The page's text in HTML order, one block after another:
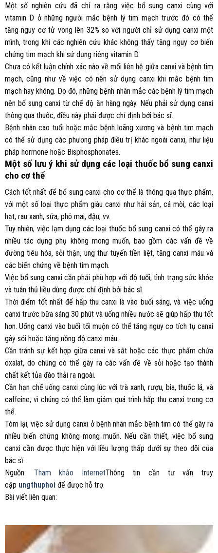
Một số nghiên cứu đã chỉ ra rằng việc bổ sung canxi cùng với
vitamin D ở những người mắc bệnh lý tim mạch trước đó có thể
tăng nguy cơ tử vong lên 32% so với người chỉ sử dụng canxi một
mình, trong khi các nghiên cứu khác không thấy tăng nguy cơ biến
chứng tim mạch khi sử dụng riêng vitamin D.
Chưa có kết luận chính xác nào về mối liên hệ giữa canxi và bệnh tim
mạch, cũng như về việc có nên sử dụng canxi khi mắc bệnh tim
mạch hay không. Do đó, những bệnh nhân mắc các bệnh lý tim mạch
nên bổ sung canxi từ chế độ ăn hàng ngày. Nếu phải sử dụng canxi
thông qua thuốc, điều này phải được chỉ định bởi bác sĩ.
Bệnh nhân cao tuổi hoặc mắc bệnh loãng xương và bệnh tim mạch
có thể sử dụng các phương pháp điều trị khác ngoài canxi, như liệu
pháp hormone hoặc Bisphosphonates.
Một số lưu ý khi sử dụng các loại thuốc bổ sung canxi
cho cơ thể
Cách tốt nhất để bổ sung canxi cho cơ thể là thông qua thực phẩm,
với một số loại thực phẩm giàu canxi như hải sản, cá mòi, các loại
hạt, rau xanh, sữa, phô mai, đậu, vv.
Tuy nhiên, việc lạm dụng các loại thuốc bổ sung canxi có thể gây ra
nhiều tác dụng phụ không mong muốn, bao gồm các vấn đề về
đường tiêu hóa, sỏi thận, ung thư tuyến tiền liệt, tăng canxi máu và
các biến chứng về bệnh tim mạch.
Việc bổ sung canxi cần phải phù hợp với độ tuổi, tình trạng sức khỏe
và tuân thủ liều dùng được chỉ định bởi bác sĩ.
Thời điểm tốt nhất để hấp thu canxi là vào buổi sáng, và việc uống
canxi trước bữa sáng 30 phút và uống nhiều nước sẽ giúp hấp thu tốt
hơn. Uống canxi vào buổi tối muộn có thể tăng nguy cơ tích tụ canxi
gây sỏi hoặc tăng nồng độ canxi máu.
Cần tránh sự kết hợp giữa canxi và sắt hoặc các thực phẩm chứa
oxalat, do chúng có thể gây ra các vấn đề về sỏi hoặc tạo thành
chất kết tủa đào thải ra ngoài.
Cần hạn chế uống canxi cùng lúc với trà xanh, rượu, bia, thuốc lá, và
caffeine, vì chúng có thể làm giảm quá trình hấp thu canxi trong cơ
thể.
Tóm lại, việc sử dụng canxi ở bệnh nhân mắc bệnh tim có thể gây ra
nhiều biến chứng không mong muốn. Nếu cần thiết, việc bổ sung
canxi cần được thực hiện với liều lượng thấp dưới sự theo dõi của
bác sĩ.
Nguồn: Tham khảo InternetThông tin cần tư vấn truy
cập ungthuphoi để được hỗ trợ.
Bài viết liên quan: